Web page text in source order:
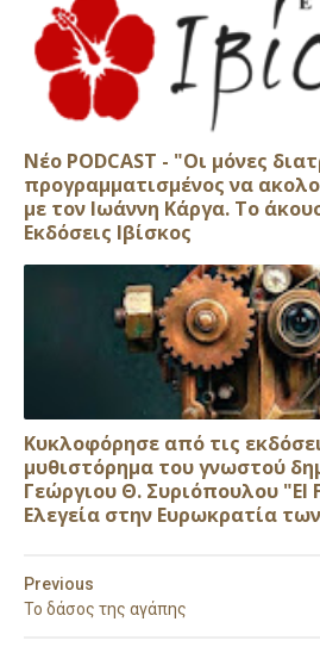
Νέο PODCAST - "Οι μόνες
προγραμματισμένος να
με τον Ιωάννη Κάργα. Το
Εκδόσεις Ιβίσκος
Κυκλοφόρησε από τις
μυθιστόρημα του γνωστού
Γεώργιου Θ. Συριόπουλου "El
Ελεγεία στην Ευρωκρατία
Previous
Το δάσος της αγάπης